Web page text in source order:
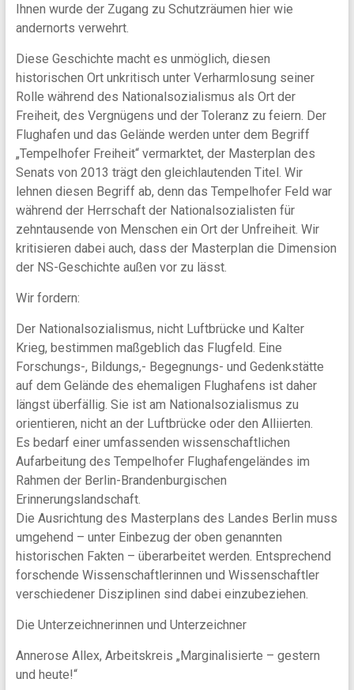
Ihnen wurde der Zugang zu Schutzräumen hier wie
andernorts verwehrt.
Diese Geschichte macht es unmöglich, diesen
historischen Ort unkritisch unter Verharmlosung seiner
Rolle während des Nationalsozialismus als Ort der
Freiheit, des Vergnügens und der Toleranz zu feiern. Der
Flughafen und das Gelände werden unter dem Begriff
„Tempelhofer Freiheit“ vermarktet, der Masterplan des
Senats von 2013 trägt den gleichlautenden Titel. Wir
lehnen diesen Begriff ab, denn das Tempelhofer Feld war
während der Herrschaft der Nationalsozialisten für
zehntausende von Menschen ein Ort der Unfreiheit. Wir
kritisieren dabei auch, dass der Masterplan die Dimension
der NS-Geschichte außen vor zu lässt.
Wir fordern:
Der Nationalsozialismus, nicht Luftbrücke und Kalter
Krieg, bestimmen maßgeblich das Flugfeld. Eine
Forschungs-, Bildungs,- Begegnungs- und Gedenkstätte
auf dem Gelände des ehemaligen Flughafens ist daher
längst überfällig. Sie ist am Nationalsozialismus zu
orientieren, nicht an der Luftbrücke oder den Alliierten.
Es bedarf einer umfassenden wissenschaftlichen
Aufarbeitung des Tempelhofer Flughafengeländes im
Rahmen der Berlin-Brandenburgischen
Erinnerungslandschaft.
Die Ausrichtung des Masterplans des Landes Berlin muss
umgehend – unter Einbezug der oben genannten
historischen Fakten – überarbeitet werden. Entsprechend
forschende Wissenschaftlerinnen und Wissenschaftler
verschiedener Disziplinen sind dabei einzubeziehen.
Die Unterzeichnerinnen und Unterzeichner
Annerose Allex, Arbeitskreis „Marginalisierte – gestern
und heute!“